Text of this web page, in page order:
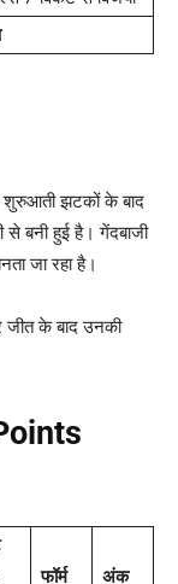
शुरुआती झटकों के बाद
बनी हुई है। गेंदबाजी
जा रहा है।
जीत के बाद उनकी
फॉर्म
अंक